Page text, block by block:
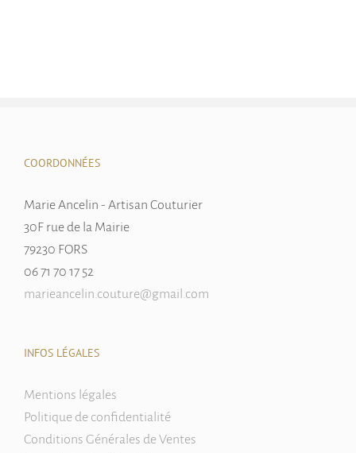
COORDONNÉES
Marie Ancelin - Artisan Couturier
30F rue de la Mairie
79230 FORS
06 71 70 17 52
marieancelin.couture@gmail.com
INFOS LÉGALES
Mentions légales
Politique de confidentialité
Conditions Générales de Ventes